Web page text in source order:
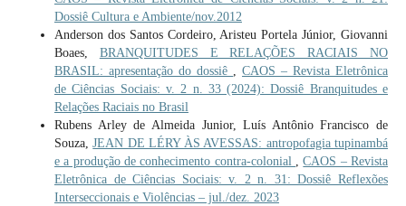
Dossiê Cultura e Ambiente/nov.2012
Anderson dos Santos Cordeiro, Aristeu Portela Júnior, Giovanni
Boaes, BRANQUITUDES E RELAÇÕES RACIAIS NO
BRASIL: apresentação do dossiê
,CAOS – Revista Eletrônica
de Ciências Sociais: v. 2 n. 33 (2024): Dossiê Branquitudes e
Relações Raciais no Brasil
Rubens Arley de Almeida Junior, Luís Antônio Francisco de
Souza,JEAN DE LÉRY ÀS AVESSAS: antropofagia tupinambá
e a produção de conhecimento contra-colonial
,CAOS – Revista
Eletrônica de Ciências Sociais: v. 2 n. 31: Dossiê Reflexões
Interseccionais e Violências – jul./dez. 2023